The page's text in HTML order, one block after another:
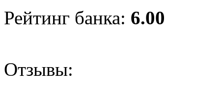
Рейтинг банка: 6.00
Отзывы: